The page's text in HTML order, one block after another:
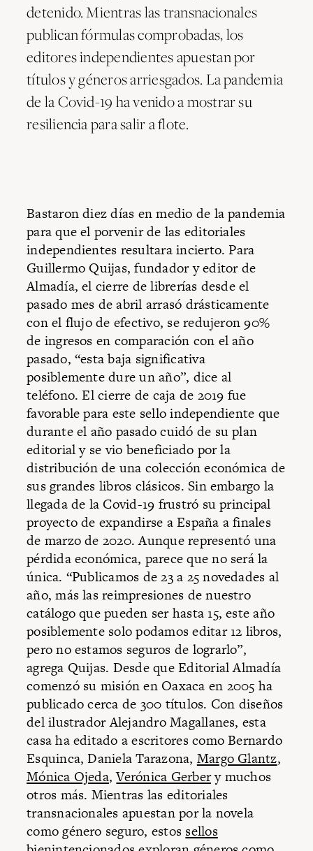
detenido. Mientras las transnacionales
publican fórmulas comprobadas, los
editores independientes apuestan por
títulos y géneros arriesgados. La pandemia
de la Covid-19 ha venido a mostrar su
resiliencia para salir a flote.
Bastaron diez días en medio de la pandemia
para que el porvenir de las editoriales
independientes resultara incierto. Para
Guillermo Quijas, fundador y editor de
Almadía, el cierre de librerías desde el
pasado mes de abril arrasó drásticamente
con el flujo de efectivo, se redujeron 90%
de ingresos en comparación con el año
pasado, “esta baja significativa
posiblemente dure un año”, dice al
teléfono. El cierre de caja de 2019 fue
favorable para este sello independiente que
durante el año pasado cuidó de su plan
editorial y se vio beneficiado por la
distribución de una colección económica de
sus grandes libros clásicos. Sin embargo la
llegada de la Covid-19 frustró su principal
proyecto de expandirse a España a finales
de marzo de 2020. Aunque representó una
pérdida económica, parece que no será la
única. “Publicamos de 23 a 25 novedades al
año, más las reimpresiones de nuestro
catálogo que pueden ser hasta 15, este año
posiblemente solo podamos editar 12 libros,
pero no estamos seguros de lograrlo”,
agrega Quijas. Desde que Editorial Almadía
comenzó su misión en Oaxaca en 2005 ha
publicado cerca de 300 títulos. Con diseños
del ilustrador Alejandro Magallanes, esta
casa ha editado a escritores como Bernardo
Esquinca, Daniela Tarazona, Margo Glantz,
Mónica Ojeda,Verónica Gerbery muchos
otros más. Mientras las editoriales
transnacionales apuestan por la novela
como género seguro, estos sellos